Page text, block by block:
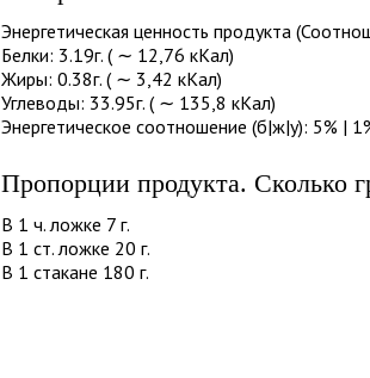
Энергетическая ценность продукта
Белки: 3.19г. ( ∼ 12,76 кКал)
Жиры: 0.38г. ( ∼ 3,42 кКал)
Углеводы: 33.95г. ( ∼ 135,8 кКал)
Энергетическое соотношение (б|ж|у): 5% |
Пропорции продукта. Сколько
В 1 ч. ложке 7 г.
В 1 ст. ложке 20 г.
В 1 стакане 180 г.